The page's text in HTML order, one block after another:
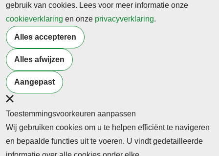
gebruik van cookies. Lees voor meer informatie onze
cookieverklaring en onze privacyverklaring.
Alles accepteren
Alles afwijzen
Aangepast
Toestemmingsvoorkeuren aanpassen
Wij gebruiken cookies om u te helpen efficiënt te navigeren
en bepaalde functies uit te voeren. U vindt gedetailleerde
©2026 Profiel Actueel
Designed & Powered by